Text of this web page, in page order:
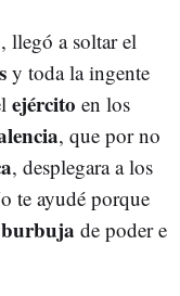
llegó a soltar el
y toda la ingente
ejército en los
, que por no
, desplegara a los
te ayudé porque
burbuja de poder e